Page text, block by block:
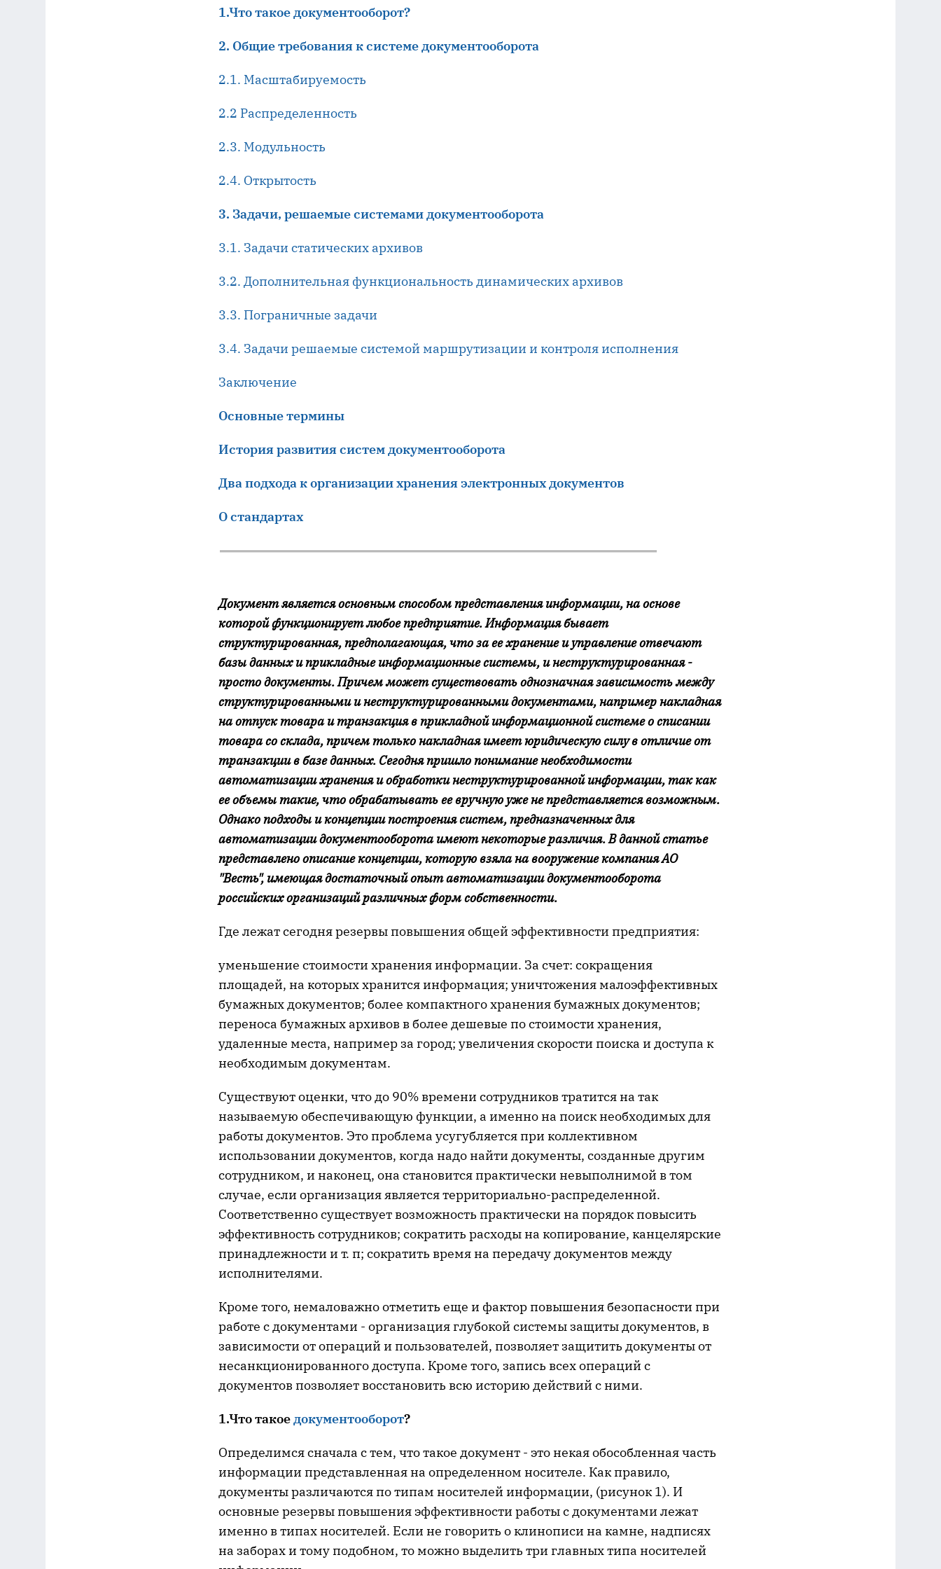
1.Что такое документооборот?
2. Общие требования к системе документооборота
2.1. Масштабируемость
2.2 Распределенность
2.3. Модульность
2.4. Открытость
3. Задачи, решаемые системами документооборота
3.1. Задачи статических архивов
3.2. Дополнительная функциональность динамических архивов
3.3. Пограничные задачи
3.4. Задачи решаемые системой маршрутизации и контроля исполнения
Заключение
Основные термины
История развития систем документооборота
Два подхода к организации хранения электронных документов
О стандартах
Документ является основным способом представления информации, на основе
которой функционирует любое предприятие. Информация бывает
структурированная, предполагающая, что за ее хранение и управление отвечают
базы данных и прикладные информационные системы, и неструктурированная -
просто документы. Причем может существовать однозначная зависимость между
структурированными и неструктурированными документами, например накладная
на отпуск товара и транзакция в прикладной информационной системе о списании
товара со склада, причем только накладная имеет юридическую силу в отличие от
транзакции в базе данных. Сегодня пришло понимание необходимости
автоматизации хранения и обработки неструктурированной информации, так как
ее объемы такие, что обрабатывать ее вручную уже не представляется возможным.
Однако подходы и концепции построения систем, предназначенных для
автоматизации документооборота имеют некоторые различия. В данной статье
представлено описание концепции, которую взяла на вооружение компания АО
"Весть", имеющая достаточный опыт автоматизации документооборота
российских организаций различных форм собственности.
Где лежат сегодня резервы повышения общей эффективности предприятия:
уменьшение стоимости хранения информации. За счет: сокращения
площадей, на которых хранится информация; уничтожения малоэффективных
бумажных документов; более компактного хранения бумажных документов;
переноса бумажных архивов в более дешевые по стоимости хранения,
удаленные места, например за город; увеличения скорости поиска и доступа к
необходимым документам.
Существуют оценки, что до 90% времени сотрудников тратится на так
называемую обеспечивающую функции, а именно на поиск необходимых для
работы документов. Это проблема усугубляется при коллективном
использовании документов, когда надо найти документы, созданные другим
сотрудником, и наконец, она становится практически невыполнимой в том
случае, если организация является территориально-распределенной.
Соответственно существует возможность практически на порядок повысить
эффективность сотрудников; сократить расходы на копирование, канцелярские
принадлежности и т. п; сократить время на передачу документов между
исполнителями.
Кроме того, немаловажно отметить еще и фактор повышения безопасности при
работе с документами - организация глубокой системы защиты документов, в
зависимости от операций и пользователей, позволяет защитить документы от
несанкционированного доступа. Кроме того, запись всех операций с
документов позволяет восстановить всю историю действий с ними.
1.Что такоедокументооборот?
Определимся сначала с тем, что такое документ - это некая обособленная часть
информации представленная на определенном носителе. Как правило,
документы различаются по типам носителей информации, (рисунок 1). И
основные резервы повышения эффективности работы с документами лежат
именно в типах носителей. Если не говорить о клинописи на камне, надписях
на заборах и тому подобном, то можно выделить три главных типа носителей